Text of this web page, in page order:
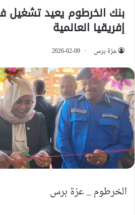
بنك الخرطوم يعيد تشغيل
إفريقيا العالمية
عزة برس 2026-02-09
الخرطوم _ عزة برس